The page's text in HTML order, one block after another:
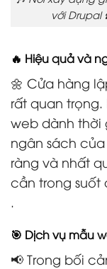
với Drupal
🔥 Hiệu quả và
🌼 Cửa hàng
rất quan
web dành thời
ngân sách
ràng và nhất
cần trong suốt
.
🎯 Dịch vụ mẫu
📢 Trong bối